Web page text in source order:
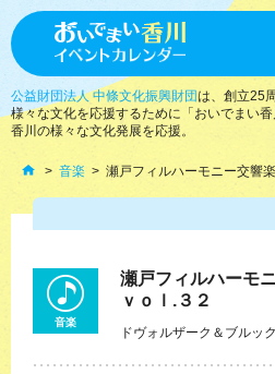
公益財団法人 中條文化振興財団は、創立25
様々な文化を応援するために「おいでまい香
香川の様々な文化発展を応援。
音楽 瀬戸フィルハーモニー交響
音楽
瀬戸フィルハーモ
ｖｏｌ.３２
ドヴォルザーク＆ブルッ